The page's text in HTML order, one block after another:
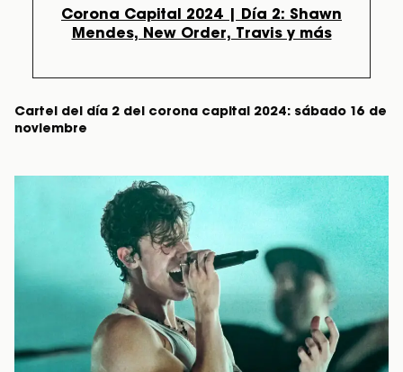
Corona Capital 2024 | Día 2: Shawn
Mendes, New Order, Travis y más
Cartel del día 2 del corona capital 2024: sábado 16 de
noviembre